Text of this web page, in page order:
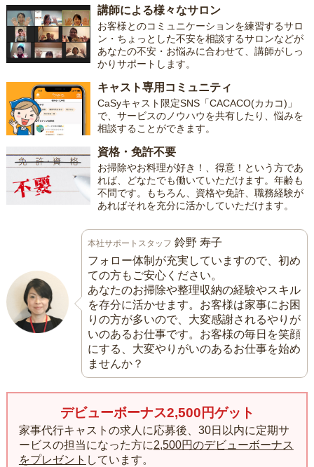
講師による様々なサロン
お客様とのコミュニケーションを練習するサロ
ン・ちょっとした不安を相談するサロンなどが
あなたの不安・お悩みに合わせて、講師がしっ
かりサポートします。
キャスト専用コミュニティ
CaSyキャスト限定SNS「CACACO(カカコ)」
で、サービスのノウハウを共有したり、悩みを
相談することができます。
資格・免許不要
お掃除やお料理が好き！、得意！という方であ
れば、どなたでも働いていただけます。年齢も
不問です。もちろん、資格や免許、職務経験が
あればそれを充分に活かしていただけます。
本社サポートスタッフ 鈴野 寿子
フォロー体制が充実していますので、初め
ての方もご安心ください。
あなたのお掃除や整理収納の経験やスキル
を存分に活かせます。お客様は家事にお困
りの方が多いので、大変感謝されるやりが
いのあるお仕事です。お客様の毎日を笑顔
にする、大変やりがいのあるお仕事を始め
ませんか？
デビューボーナス2,500円ゲット
家事代行キャストの求人に応募後、30日以内に定期サ
ービスの担当になった方に2,500円のデビューボーナス
をプレゼント しています。